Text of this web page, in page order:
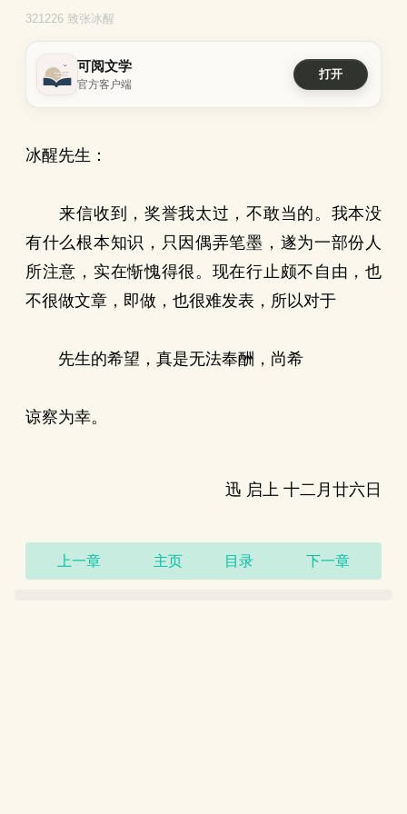
321226 致张冰醒
可阅文学
官方客户端
打开
冰醒先生：
来信收到，奖誉我太过，不敢当的。我本没
有什么根本知识，只因偶弄笔墨，遂为一部份人
所注意，实在惭愧得很。现在行止颇不自由，也
不很做文章，即做，也很难发表，所以对于
先生的希望，真是无法奉酬，尚希
谅察为幸。
迅 启上 十二月廿六日
上一章 主页 目录 下一章